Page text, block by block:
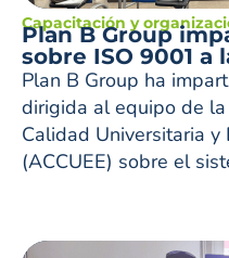
Capacitación y
Plan B Group
sobre ISO 9001 a
Plan B Group ha
dirigida al equipo de
Calidad Universitaria y
(ACCUEE) sobre el